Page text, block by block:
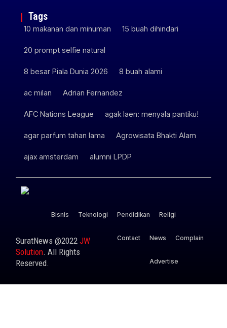
Tags
10 makanan dan minuman 15 buah dihindari
20 prompt selfie natural
8 besar Piala Dunia 2026 8 buah alami
ac milan Adrian Fernandez
AFC Nations League agak laen: menyala pantiku!
agar parfum tahan lama Agrowisata Bhakti Alam
ajax amsterdam alumni LPDP
Bisnis Teknologi Pendidikan Religi
SuratNews @2022JW
Solution. All Rights
Reserved.
Contact News Complain
Advertise